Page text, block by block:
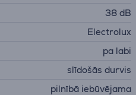
38 dB
Electrolux
pa labi
slīdošās durvis
pilnībā iebūvējama